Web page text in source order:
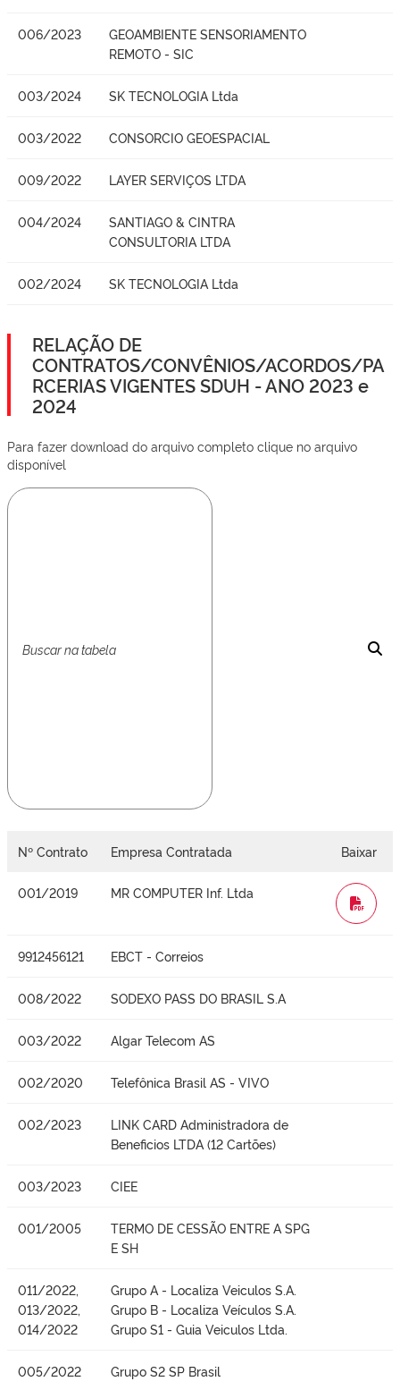
006/2023
GEOAMBIENTE SENSORIAMENTO
REMOTO - SIC
003/2024 SK TECNOLOGIA Ltda
003/2022 CONSORCIO GEOESPACIAL
009/2022 LAYER SERVIÇOS LTDA
004/2024
SANTIAGO & CINTRA
CONSULTORIA LTDA
002/2024 SK TECNOLOGIA Ltda
RELAÇÃO DE
CONTRATOS/CONVÊNIOS/ACORDOS/PA
RCERIAS VIGENTES SDUH - ANO 2023 e
2024
Para fazer download do arquivo completo clique no arquivo
disponível
Nº Contrato Empresa Contratada Baixar
001/2019 MR COMPUTER Inf. Ltda
WORD
9912456121 EBCT - Correios
008/2022 SODEXO PASS DO BRASIL S.A
003/2022 Algar Telecom AS
002/2020 Telefônica Brasil AS - VIVO
002/2023
LINK CARD Administradora de
Beneficios LTDA (12 Cartões)
003/2023 CIEE
001/2005
TERMO DE CESSÃO ENTRE A SPG
E SH
011/2022,
013/2022,
014/2022
Grupo A - Localiza Veiculos S.A.
Grupo B - Localiza Veículos S.A.
Grupo S1 - Guia Veiculos Ltda.
005/2022 Grupo S2 SP Brasil